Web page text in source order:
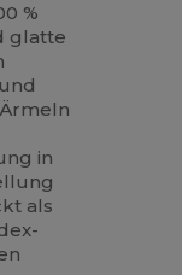
%
glatte
in
als